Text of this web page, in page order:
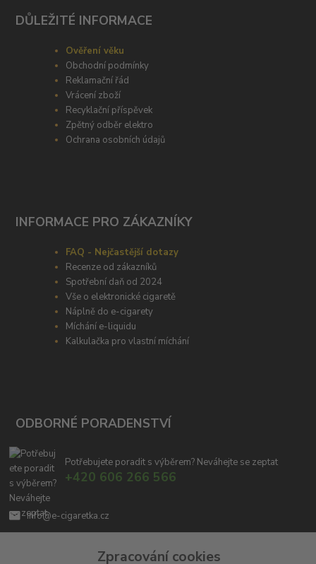
DŮLEŽITÉ INFORMACE
Ověření věku
Obchodní podmínky
Reklamační řád
Vrácení zboží
Recyklační příspěvek
Zpětný odběr elektro
Ochrana osobních údajů
INFORMACE PRO ZÁKAZNÍKY
FAQ - Nejčastější dotazy
Recenze od zákazníků
Spotřební daň od 2024
Vše o elektronické cigaretě
Náplně do e-cigarety
Míchání e-liquidu
Kalkulačka pro vlastní míchání
ODBORNÉ PORADENSTVÍ
Potřebujete poradit s výběrem? Neváhejte se zeptat
+420 606 266 566
info@e-cigaretka.cz
Zpracování cookies